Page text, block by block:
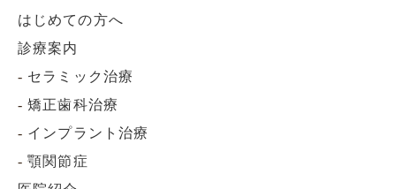
はじめての方へ
診療案内
- セラミック治療
-矯正歯科治療
- インプラント治療
-顎関節症